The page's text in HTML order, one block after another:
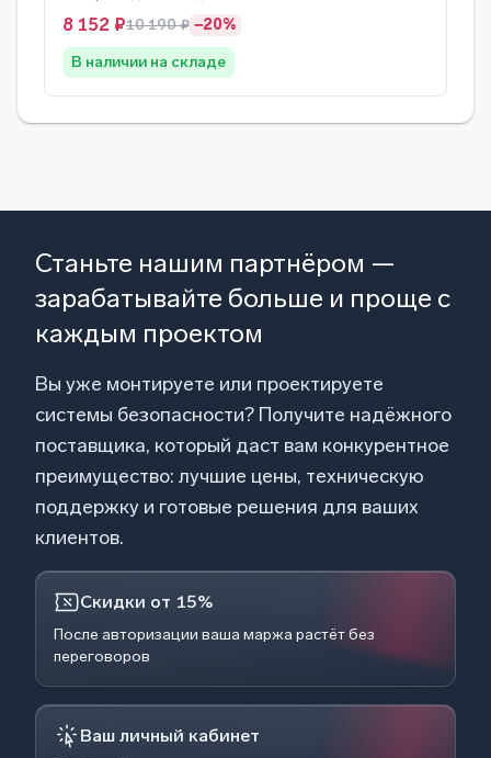
8 152 ₽10 190 ₽ −20%
В наличии на складе
Станьте нашим партнёром —
зарабатывайте больше и проще с
каждым проектом
Вы уже монтируете или проектируете
системы безопасности? Получите надёжного
поставщика, который даст вам конкурентное
преимущество: лучшие цены, техническую
поддержку и готовые решения для ваших
клиентов.
Скидки от 15%
После авторизации ваша маржа растёт без
переговоров
Ваш личный кабинет